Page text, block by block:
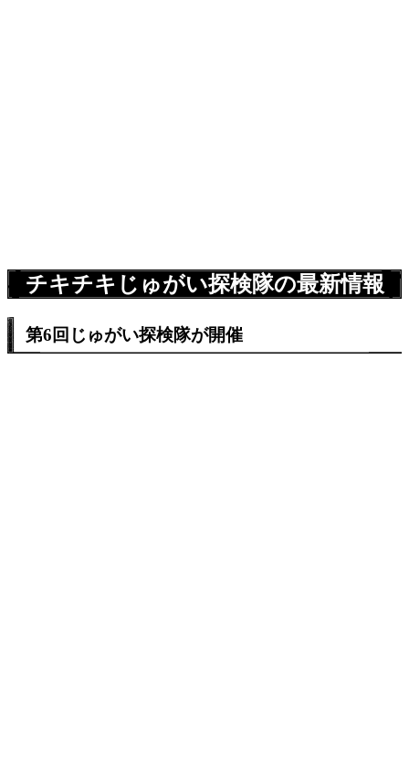
チキチキじゅがい探検隊の最新情報
第6回じゅがい探検隊が開催